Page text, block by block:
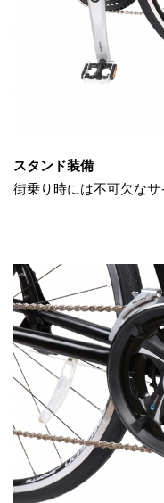
スタンド装備
街乗り時には不可欠なサ